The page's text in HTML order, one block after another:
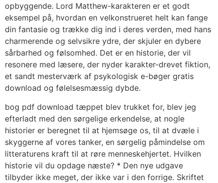
opbyggende. Lord Matthew-karakteren er et godt
eksempel på, hvordan en velkonstrueret helt kan fange
din fantasie og trække dig ind i deres verden, med hans
charmerende og selvsikre ydre, der skjuler en dybere
sårbarhed og følsomhed. Det er en historie, der vil
resonere med læsere, der nyder karakter-drevet fiktion,
et sandt mesterværk af psykologisk e-bøger gratis
download og følelsesmæssig dybde.
bog pdf download tæppet blev trukket for, blev jeg
efterladt med den sørgelige erkendelse, at nogle
historier er beregnet til at hjemsøge os, til at dvæle i
skyggerne af vores tanker, en sørgelig påmindelse om
litteraturens kraft til at røre menneskehjertet. Hvilken
historie vil du opdage næste? * Den nye udgave
tilbyder ikke meget, der ikke var i den forrige. Skriftet